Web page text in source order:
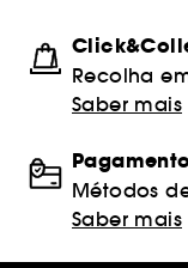
Recolha
Saber mais
Métodos
Saber mais